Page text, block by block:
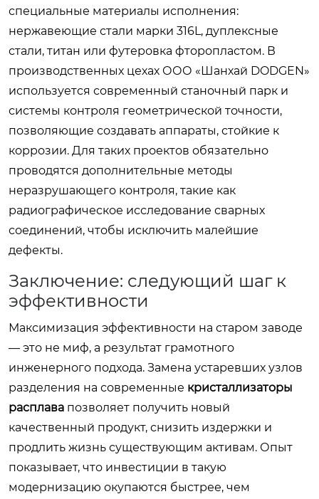
специальные материалы исполнения:
нержавеющие стали марки 316L, дуплексные
стали, титан или футеровка фторопластом. В
производственных цехах ООО «Шанхай DODGEN»
используется современный станочный парк и
системы контроля геометрической точности,
позволяющие создавать аппараты, стойкие к
коррозии. Для таких проектов обязательно
проводятся дополнительные методы
неразрушающего контроля, такие как
радиографическое исследование сварных
соединений, чтобы исключить малейшие
дефекты.
Заключение: следующий шаг к
эффективности
Максимизация эффективности на старом заводе
— это не миф, а результат грамотного
инженерного подхода. Замена устаревших узлов
разделения на современные кристаллизаторы
расплава позволяет получить новый
качественный продукт, снизить издержки и
продлить жизнь существующим активам. Опыт
показывает, что инвестиции в такую
модернизацию окупаются быстрее, чем